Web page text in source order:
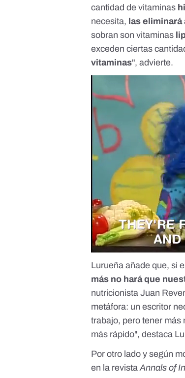
cantidad de vitaminas
necesita, las eliminará
sobran son vitaminas
exceden ciertas
vitaminas", advierte.
Lurueña añade que, si
más no hará que
nutricionistaJuan
metáfora: un escritor
trabajo, pero tener más
más rápido", destaca
Por otro lado y según
en la revistaAnnals of